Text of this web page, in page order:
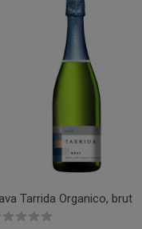
Tarrida Organico, brut